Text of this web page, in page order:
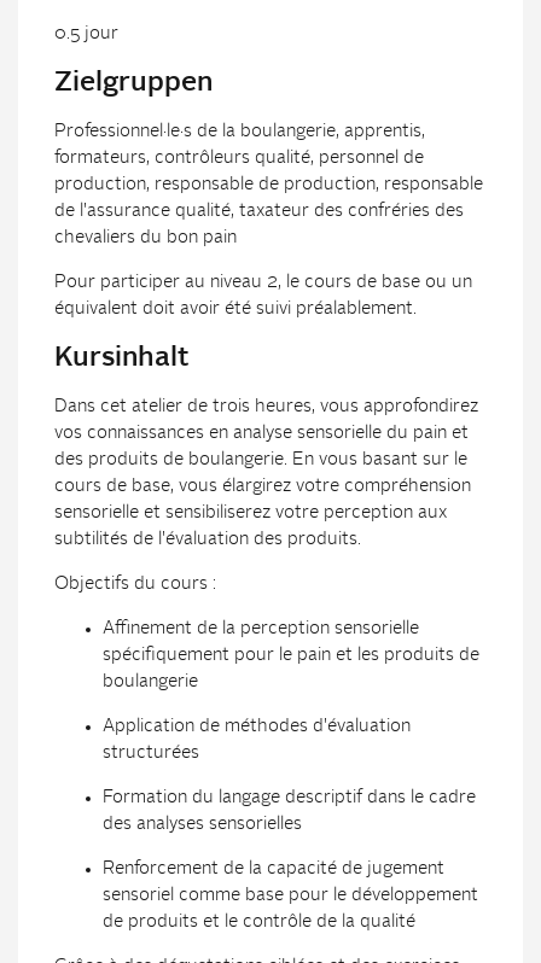
0.5 jour
Zielgruppen
Professionnel·le·s de la boulangerie, apprentis,
formateurs, contrôleurs qualité, personnel de
production, responsable de production, responsable
de l'assurance qualité, taxateur des confréries des
chevaliers du bon pain
Pour participer au niveau 2, le cours de base ou un
équivalent doit avoir été suivi préalablement.
Kursinhalt
Dans cet atelier de trois heures, vous approfondirez
vos connaissances en analyse sensorielle du pain et
des produits de boulangerie. En vous basant sur le
cours de base, vous élargirez votre compréhension
sensorielle et sensibiliserez votre perception aux
subtilités de l'évaluation des produits.
Objectifs du cours :
Affinement de la perception sensorielle
spécifiquement pour le pain et les produits de
boulangerie
Application de méthodes d'évaluation
structurées
Formation du langage descriptif dans le cadre
des analyses sensorielles
Renforcement de la capacité de jugement
sensoriel comme base pour le développement
de produits et le contrôle de la qualité